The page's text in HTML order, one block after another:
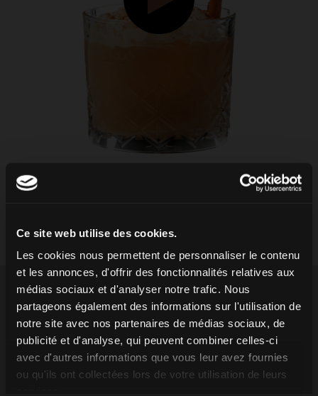
Ce site web utilise des cookies.
Les cookies nous permettent de personnaliser le contenu
et les annonces, d'offrir des fonctionnalités relatives aux
médias sociaux et d'analyser notre trafic. Nous
partageons également des informations sur l'utilisation de
notre site avec nos partenaires de médias sociaux, de
publicité et d'analyse, qui peuvent combiner celles-ci
avec d'autres informations que vous leur avez fournies
ou qu'ils ont collectées lors de votre utilisation de leurs
Dans un shaker, mélanger les parties de Ron Barceló
Blanco et de Barceló Cream. Verser en filtrant dans
un verre bas avec des glaçons. Garnir de crème
chantilly et saupoudrer de cannelle.